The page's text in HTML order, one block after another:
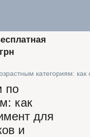
категориям:
по
как
для
и